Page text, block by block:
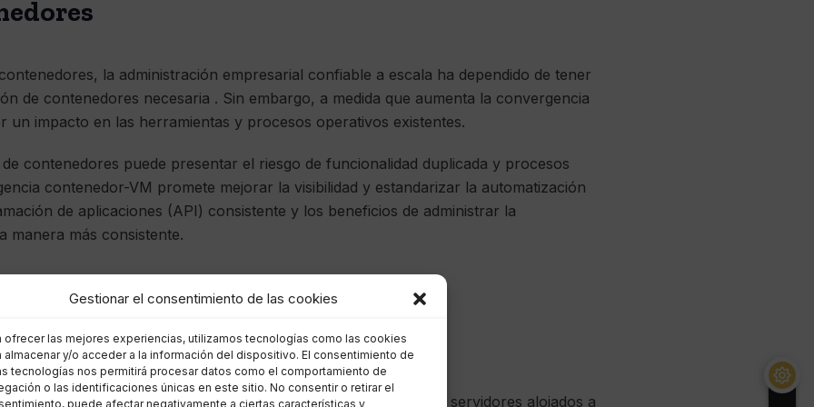
Gestionar el consentimiento de las cookies
ofrecer las mejores experiencias, utilizamos tecnologías como las cookies
almacenar y/o acceder a la información del dispositivo. El consentimiento de
tecnologías nos permitirá procesar datos como el comportamiento de
o las identificaciones únicas en este sitio. No consentir o retirar el
puede afectar negativamente a ciertas características y
la administración empresarial confiable a escala ha dependido de tener
de contenedores necesaria . Sin embargo, a medida que aumenta la convergencia
un impacto en las herramientas y procesos operativos existentes.
contenedores puede presentar el riesgo de funcionalidad duplicada y procesos
contenedor-VM promete mejorar la visibilidad y estandarizar la automatización
de aplicaciones (API) consistente y los beneficios de administrar la
manera más consistente.
alojados en la nube
como servicio (IaaS) ahora está llevando la virtualización de servidores alojados a